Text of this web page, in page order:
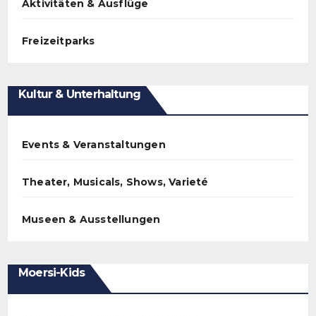
Aktivitäten & Ausflüge
Freizeitparks
Kultur & Unterhaltung
Events & Veranstaltungen
Theater, Musicals, Shows, Varieté
Museen & Ausstellungen
Moersi-Kids